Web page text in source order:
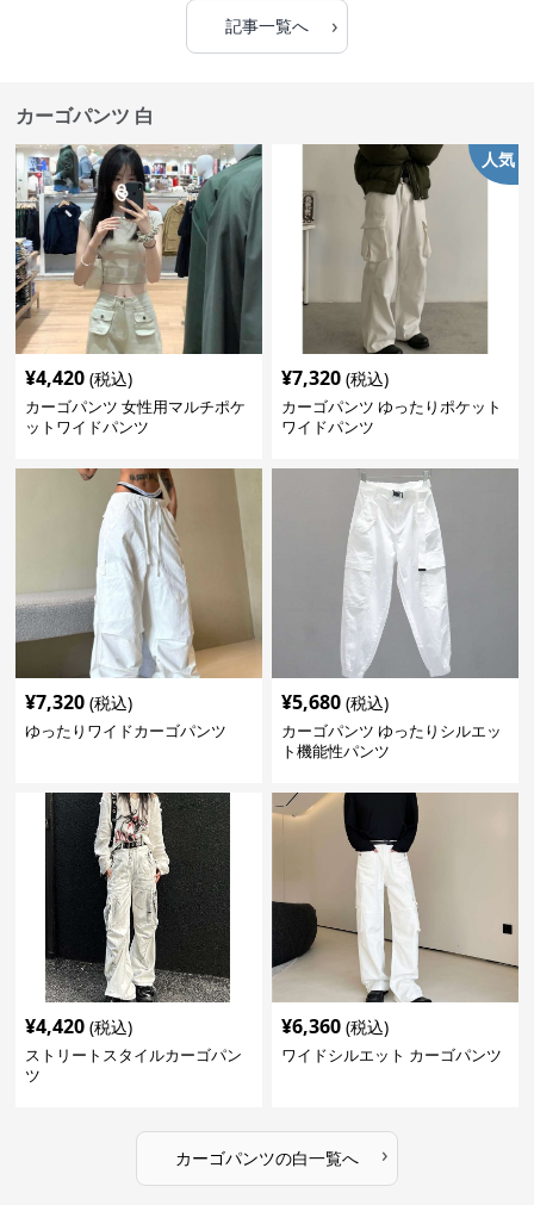
記事一覧へ ›
カーゴパンツ 白
¥4,420 (税込)
カーゴパンツ 女性用マルチポケ
ットワイドパンツ
人気
¥7,320 (税込)
カーゴパンツ ゆったりポケット
ワイドパンツ
¥7,320 (税込)
ゆったりワイドカーゴパンツ
¥5,680 (税込)
カーゴパンツ ゆったりシルエッ
ト機能性パンツ
¥4,420 (税込)
ストリートスタイルカーゴパン
ツ
¥6,360 (税込)
ワイドシルエット カーゴパンツ
カーゴパンツの白一覧へ ›